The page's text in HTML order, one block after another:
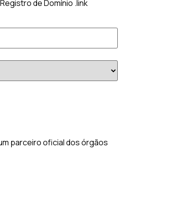
de Domínio .link
parceiro oficial dos órgãos